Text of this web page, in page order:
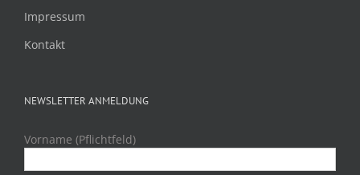
Impressum
Kontakt
NEWSLETTER ANMELDUNG
Vorname (Pflichtfeld)